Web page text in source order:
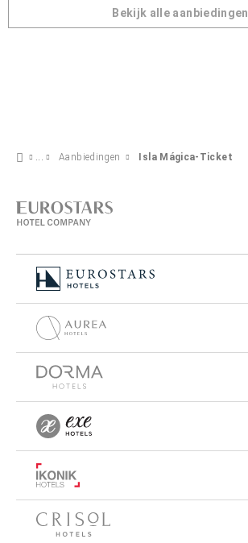
Bekijk alle aanbiedingen
Aanbiedingen Isla Mágica-Ticket